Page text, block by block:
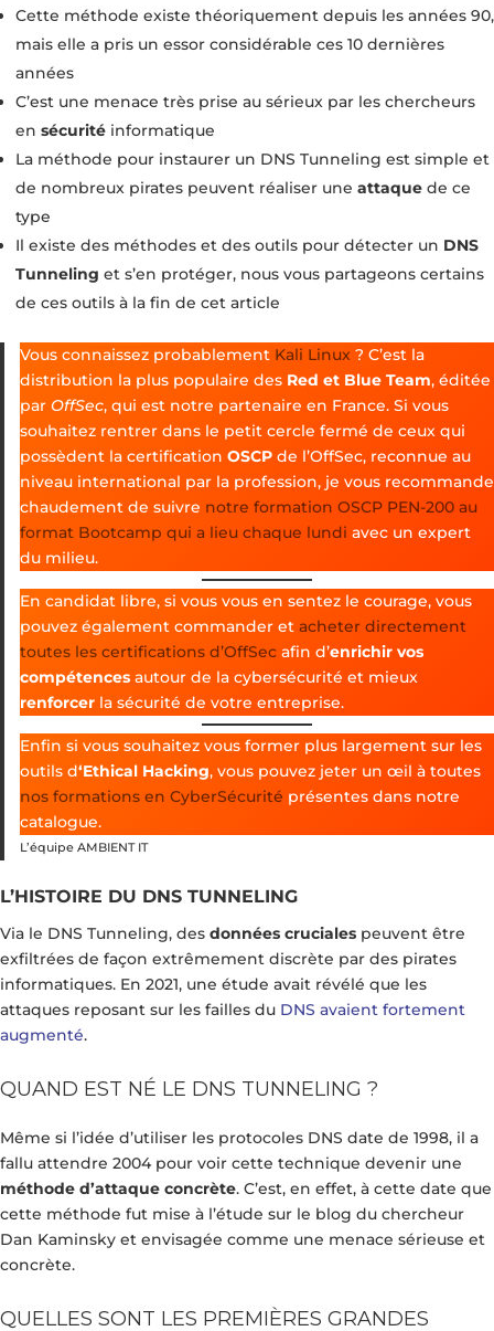
Cette méthode existe théoriquement depuis les années 90,
mais elle a pris un essor considérable ces 10 dernières
années
C’est une menace très prise au sérieux par les chercheurs
en sécurité informatique
La méthode pour instaurer un DNS Tunneling est simple et
de nombreux pirates peuvent réaliser une attaque de ce
type
Il existe des méthodes et des outils pour détecter un DNS
Tunneling et s’en protéger, nous vous partageons certains
de ces outils à la fin de cet article
Vous connaissez probablement Kali Linux? C’est la
distribution la plus populaire des Red et Blue Team, éditée
par OffSec, qui est notre partenaire en France. Si vous
souhaitez rentrer dans le petit cercle fermé de ceux qui
possèdent la certification OSCPde l’OffSec, reconnue au
niveau international par la profession, je vous recommande
chaudement de suivre notre formation OSCP PEN-200 au
format Bootcamp qui a lieu chaque lundi avec un expert
du milieu.
En candidat libre, si vous vous en sentez le courage, vous
pouvez également commander et acheter directement
toutes les certifications d’OffSecafin d’enrichir vos
compétencesautour de la cybersécurité et mieux
renforcer la sécurité de votre entreprise.
Enfin si vous souhaitez vous former plus largement sur les
outils d‘Ethical Hacking, vous pouvez jeter un œil à toutes
nos formations en CyberSécurité présentes dans notre
catalogue.
L’équipe AMBIENT IT
L’HISTOIRE DU DNS TUNNELING
Via le DNS Tunneling, des données cruciales peuvent être
exfiltrées de façon extrêmement discrète par des pirates
informatiques. En 2021, une étude avait révélé que les
attaques reposant sur les failles du DNS avaient fortement
augmenté.
QUAND EST NÉ LE DNS TUNNELING ?
Même si l’idée d’utiliser les protocoles DNS date de 1998, il a
fallu attendre 2004 pour voir cette technique devenir une
méthode d’attaque concrète. C’est, en effet, à cette date que
cette méthode fut mise à l’étude sur le blog du chercheur
Dan Kaminsky et envisagée comme une menace sérieuse et
concrète.
QUELLES SONT LES PREMIÈRES GRANDES